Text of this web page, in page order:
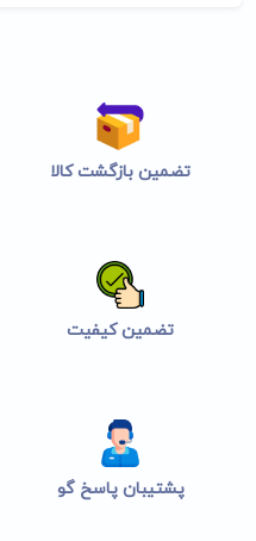
تضمین بازگشت کالا
تضمین کیفیت
پشتیبان پاسخ گو